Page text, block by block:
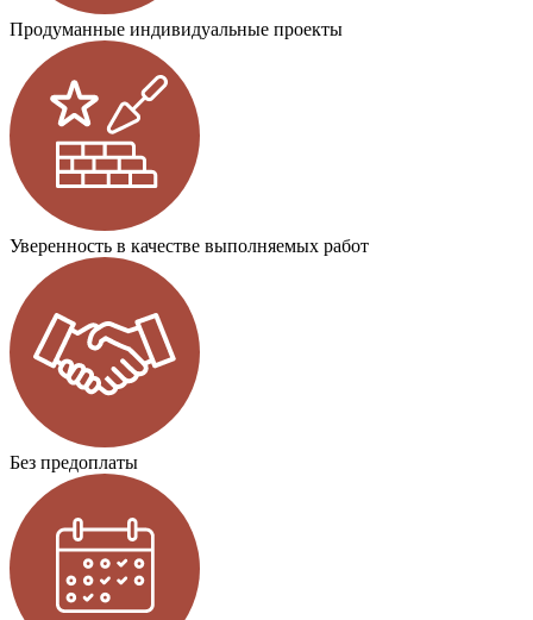
Продуманные индивидуальные проекты
Уверенность в качестве выполняемых работ
Без предоплаты